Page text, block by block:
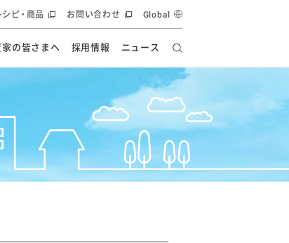
学施設） オフィシャルブログ
貢献
統合報告書
イノベーションストーリー
家の皆さまへ
統合報告書
採用情報 ニュース
シピ・商品 お問い合わせ Global